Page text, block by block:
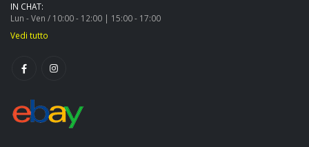
IN CHAT:
Lun - Ven / 10:00 - 12:00 | 15:00 - 17:00
Vedi tutto